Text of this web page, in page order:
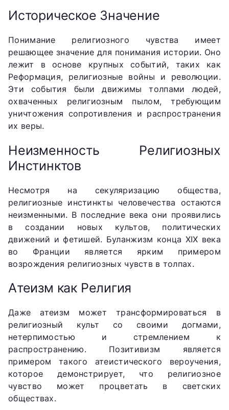
Историческое Значение
Понимание религиозного чувства имеет
решающее значение для понимания истории. Оно
лежит в основе крупных событий, таких как
Реформация, религиозные войны и революции.
Эти события были движимы толпами людей,
охваченных религиозным пылом, требующим
уничтожения сопротивления и распространения
их веры.
Неизменность Религиозных
Инстинктов
Несмотря на секуляризацию общества,
религиозные инстинкты человечества остаются
неизменными. В последние века они проявились
в создании новых культов, политических
движений и фетишей. Буланжизм конца XIX века
во Франции является ярким примером
возрождения религиозных чувств в толпах.
Атеизм как Религия
Даже атеизм может трансформироваться в
религиозный культ со своими догмами,
нетерпимостью и стремлением к
распространению. Позитивизм является
примером такого атеистического вероучения,
которое демонстрирует, что религиозное
чувство может процветать в светских
обществах.